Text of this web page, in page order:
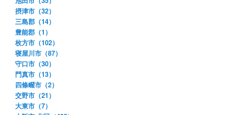
摂津市（32）
三島郡（14）
豊能郡（1）
枚方市（102）
寝屋川市（87）
守口市（30）
門真市（13）
四條畷市（2）
交野市（21）
大東市（7）